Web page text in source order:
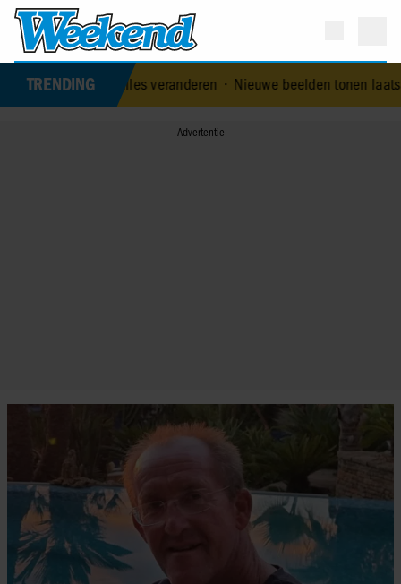
TRENDING
alles veranderen•Nieuwe beelden tonen laatste uren van